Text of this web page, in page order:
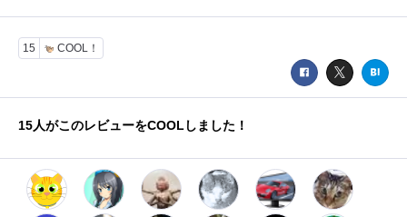
15 COOL！
15人がこのレビューをCOOLしました！